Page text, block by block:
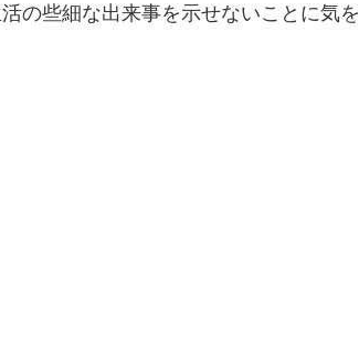
の些細な出来事を示せないことに気を